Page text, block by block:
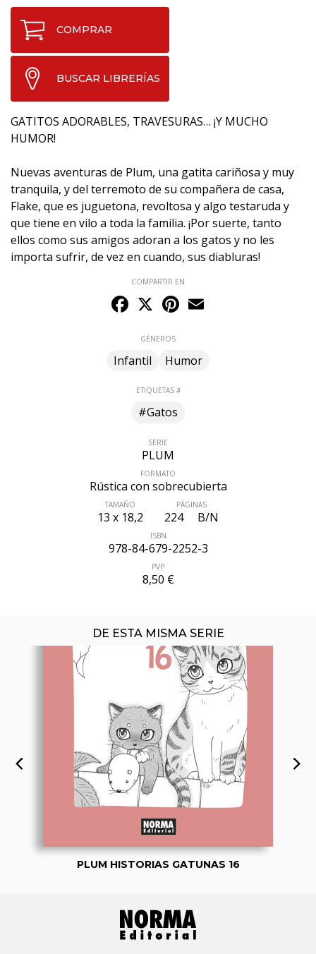
COMPRAR
BUSCAR LIBRERÍAS
GATITOS ADORABLES, TRAVESURAS… ¡Y MUCHO
HUMOR!
Nuevas aventuras de Plum, una gatita cariñosa y muy
tranquila, y del terremoto de su compañera de casa,
Flake, que es juguetona, revoltosa y algo testaruda y
que tiene en vilo a toda la familia. ¡Por suerte, tanto
ellos como sus amigos adoran a los gatos y no les
importa sufrir, de vez en cuando, sus diabluras!
COMPARTIR EN
Facebook
X Pinterest
GÉNEROS
Infantil Humor
ETIQUETAS #
#Gatos
SERIE
PLUM
FORMATO
Rústica con sobrecubierta
TAMAÑO
13 x 18,2
PÁGINAS
224 B/N
ISBN
978-84-679-2252-3
PVP
8,50 €
DE ESTA MISMA SERIE
ÚLTIMO NÚMERO PUBLICADO
PLUM HISTORIAS GATUNAS 16